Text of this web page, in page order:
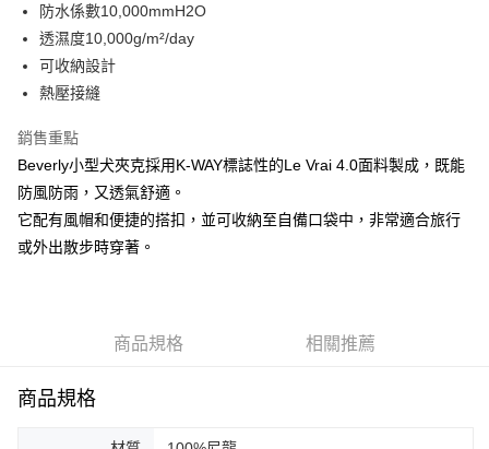
國泰世華商業銀行
臺灣中小企業銀行
匯豐（台灣）商業銀行
聯邦商業銀行
元大商業銀行
台新國際商業銀行
台灣樂天信用卡公司
街口支付
悠遊付
AFTEE先享後付
相關說明
【關於「AFTEE先享後付」】
AFTEE先享後付是「在收到商品之後才付款」的支付方式。 讓您購物簡單
便利好安心！
１．簡單：不需註冊會員、不需綁卡、不需儲值。
【「AFTEE先享後付」結帳流程】
２．訂單成立數日內，您將收到繳費通知簡訊。
ATM付款
每筆NT$120，滿NT$3,000(含以上)免運費
防水係數10,000mmH2O
透濕度10,000g/m²/day
可收納設計
熱壓接縫
銷售重點
Beverly小型犬夾克採用K-WAY標誌性的Le Vrai 4.0面料製成，既能
防風防雨，又透氣舒適。
它配有風帽和便捷的搭扣，並可收納至自備口袋中，非常適合旅行
或外出散步時穿著。
商品規格 相關推薦
商品規格